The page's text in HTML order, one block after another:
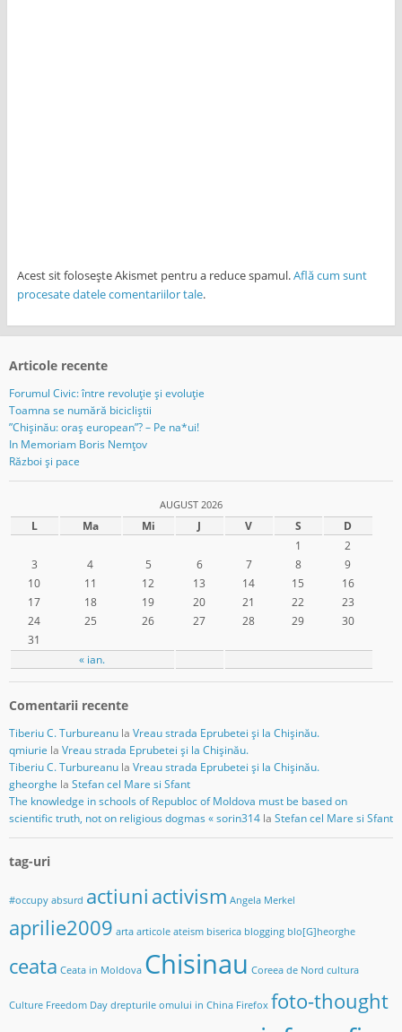
Acest sit folosește Akismet pentru a reduce spamul.Află cum sunt
procesate datele comentariilor tale.
Articole recente
Forumul Civic: între revoluție și evoluție
Toamna se numără bicicliștii
”Chișinău: oraș european”? – Pe na*ui!
In Memoriam Boris Nemțov
Război și pace
AUGUST 2026
L Ma Mi J V S D
« ian.
1
2
3
4 5 6 7 8
9
10
11 12 13 14 15
16
17
18 19 20 21 22
23
24
25 26 27 28 29
30
31
Comentarii recente
Tiberiu C. Turbureanula Vreau strada Eprubetei și la Chișinău.
qmiurie la Vreau strada Eprubetei și la Chișinău.
Tiberiu C. Turbureanula Vreau strada Eprubetei și la Chișinău.
gheorghe la Stefan cel Mare si Sfant
The knowledge in schools of Republoc of Moldova must be based on
scientific truth, not on religious dogmas « sorin314la Stefan cel Mare si Sfant
tag-uri
#occupy absurd actiuni activism Angela Merkel
aprilie2009 arta articole ateism biserica blogging blo[G]heorghe
ceata Ceata in Moldova Chisinau Coreea de Nord cultura
Culture Freedom Day drepturile omului in China Firefox foto-thought